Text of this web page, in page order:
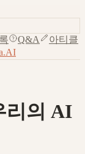
Q&A
아티클
리의 AI